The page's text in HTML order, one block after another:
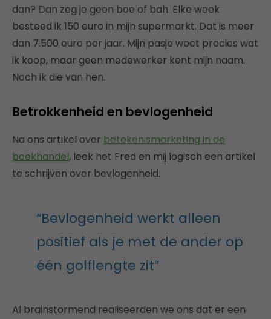
dan? Dan zeg je geen boe of bah. Elke week
besteed ik 150 euro in mijn supermarkt. Dat is meer
dan 7.500 euro per jaar. Mijn pasje weet precies wat
ik koop, maar geen medewerker kent mijn naam.
Noch ik die van hen.
Betrokkenheid en bevlogenheid
Na ons artikel over betekenismarketing in de
boekhandel, leek het Fred en mij logisch een artikel
te schrijven over bevlogenheid.
“Bevlogenheid werkt alleen
positief als je met de ander op
één golflengte zit”
Al brainstormend realiseerden we ons dat er een